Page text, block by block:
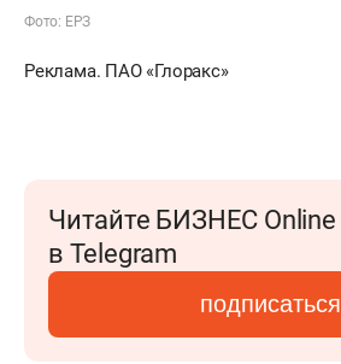
Фото: ЕРЗ
Реклама. ПАО «Глоракс»
Читайте БИЗНЕС Online
в Telegram
подписаться